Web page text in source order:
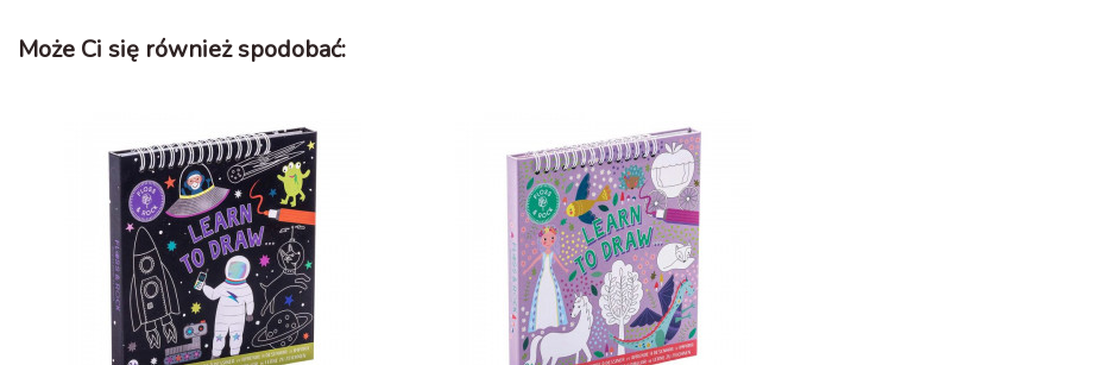
Może Ci się również spodobać: